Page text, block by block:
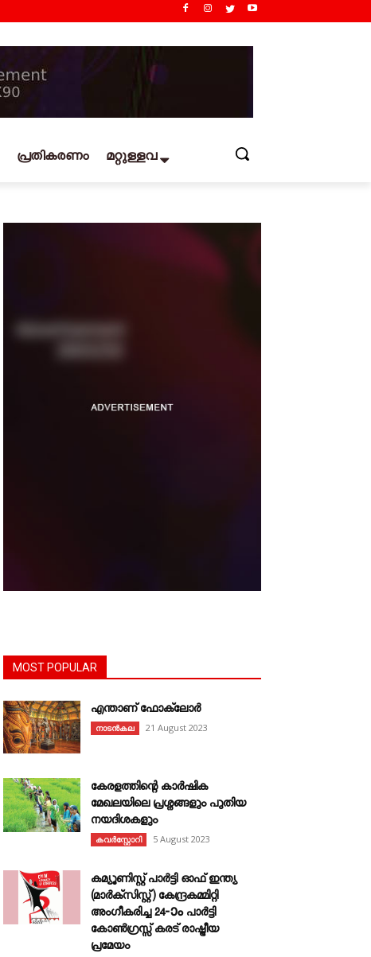
പ്രതികരണം മറ്റുള്ളവ
MOST POPULAR
എന്താണ്‌ ഫോക്‌ലോർ
നാടൻകല 21 August 2023
കേരളത്തിന്റെ കാർഷിക
മേഖലയിലെ പ്രശ്നങ്ങളും പുതിയ
നയദിശകളും
കവര്‍സ്റ്റോറി 5 August 2023
കമ്യൂണിസ്റ്റ് പാർട്ടി ഓഫ് ഇന്ത്യ
(മാർക്സിസ്റ്റ്) കേന്ദ്രകമ്മിറ്റി
അംഗീകരിച്ച 24‐ാം പാർട്ടി
കോൺഗ്രസ്സ് കരട് രാഷ്ട്രീയ
പ്രമേയം